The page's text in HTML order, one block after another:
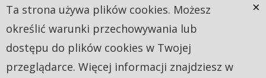
Ta strona używa plików cookies. Możesz
określić warunki przechowywania lub
dostępu do plików cookies w Twojej
przeglądarce. Więcej informacji znajdziesz w
×